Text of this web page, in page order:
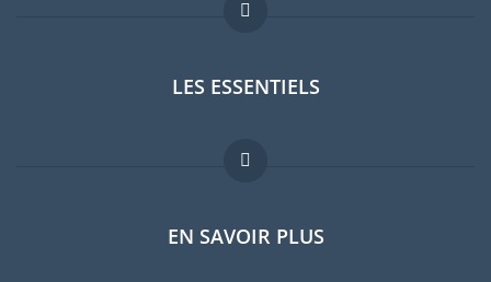
LES ESSENTIELS
Forum expatriés
Guides pays
EN SAVOIR PLUS